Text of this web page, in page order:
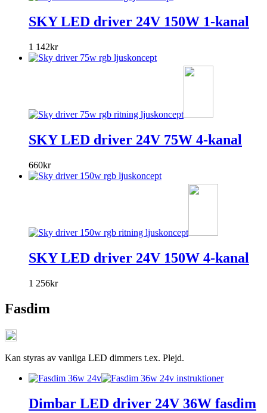
SKY LED driver 24V 150W 1-kanal
1 142kr
SKY LED driver 24V 75W 4-kanal
660kr
SKY LED driver 24V 150W 4-kanal
1 256kr
Fasdim
Kan styras av vanliga LED dimmers t.ex. Plejd.
Dimbar LED driver 24V 36W fasdim